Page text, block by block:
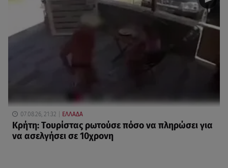
07.08.26, 21:32 ΕΛΛΑΔΑ
Κρήτη: Τουρίστας ρωτούσε πόσο να πληρώσει για
να ασελγήσει σε 10χρονη